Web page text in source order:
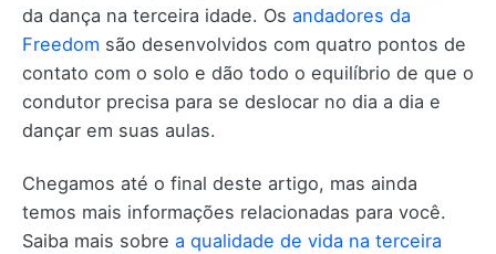
da dança na terceira idade. Os andadores da
Freedom são desenvolvidos com quatro pontos de
contato com o solo e dão todo o equilíbrio de que o
condutor precisa para se deslocar no dia a dia e
dançar em suas aulas.
Chegamos até o final deste artigo, mas ainda
temos mais informações relacionadas para você.
Saiba mais sobre a qualidade de vida na terceira